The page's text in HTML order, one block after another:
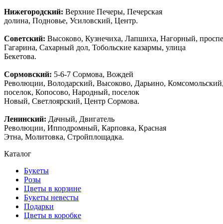
Нижегородский: Верхние Печеры, Печерская
долина, Подновье, Усиловский, Центр.
Советский: Высоково, Кузнечиха, Лапшиха, Нагорный,
Гагарина, Сахарный дол, Тобольские казармы, улица
Бекетова.
Сормовский: 5-6-7 Сормова, Вождей
Революции, Володарский, Высоково, Дарьино,
поселок, Копосово, Народный, поселок
Новый, Светлоярский, Центр Сормова.
Ленинский: Дачный, Двигатель
Революции, Ипподромный, Карповка, Красная
Этна, Молитовка, Стройплощадка.
Каталог
Букеты
Розы
Цветы в корзине
Букеты невесты
Подарки
Цветы в коробке